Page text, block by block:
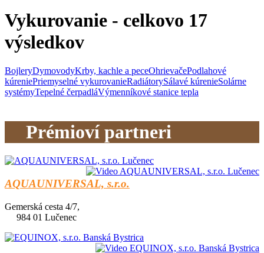
Vykurovanie - celkovo 17
výsledkov
BojleryDymovodyKrby, kachle a peceOhrievačePodlahové
kúreniePriemyselné vykurovanieRadiátorySálavé kúrenieSolárne
systémyTepelné čerpadláVýmenníkové stanice tepla
Prémioví partneri
AQUAUNIVERSAL, s.r.o.
Gemerská cesta 4/7,
984 01 Lučenec